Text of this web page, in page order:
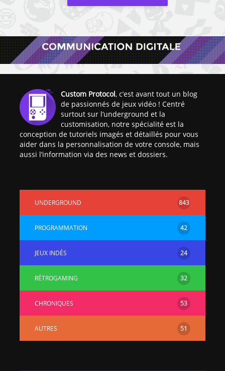
Custom Protocol, c’est avant tout un blog
de passionnés de jeux vidéo ! Centré
surtout sur l’underground et la
customisation, notre spécialité est la
conception de tutoriels imagés et détaillés pour vous
aider dans la personnalisation de votre console, mais
aussi l’information via des news et dossiers.
UNDERGROUND 843
PROGRAMMATION 42
JEUX INDÉS 24
RÉTROGAMING 32
CHRONIQUES 53
AUTRES 51